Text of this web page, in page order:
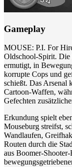
Gameplay
MOUSE: P.I. For
Oldschool-Spirit.
ermutigt, in
korrupte Cops und
schießt. Das Arsenal
Cartoon-Waffen,
Gefechten
Erkundung spielt
Mouseburg streifst,
Wandlaufen,
Routen durch die
aus Boomer-